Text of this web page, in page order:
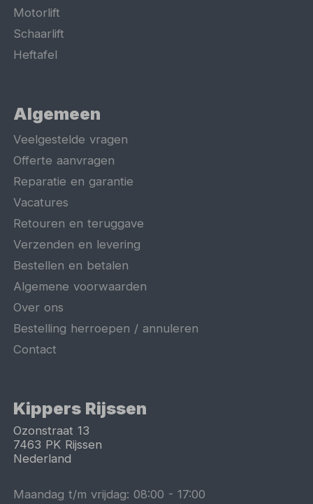
Motorlift
Schaarlift
Heftafel
Algemeen
Veelgestelde vragen
Offerte aanvragen
Reparatie en garantie
Vacatures
Retouren en teruggave
Verzenden en levering
Bestellen en betalen
Algemene voorwaarden
Over ons
Bestelling herroepen / annuleren
Contact
Kippers Rijssen
Ozonstraat 13
7463 PK Rijssen
Nederland
Maandag t/m vrijdag:08:00 -17:00